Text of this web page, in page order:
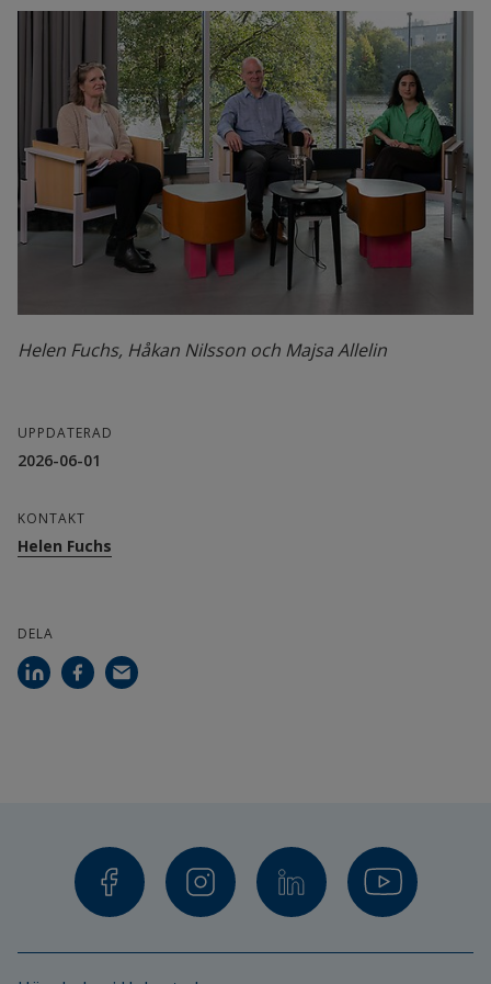
Helen Fuchs, Håkan Nilsson och Majsa Allelin
UPPDATERAD
2026-06-01
KONTAKT
Helen Fuchs
DELA